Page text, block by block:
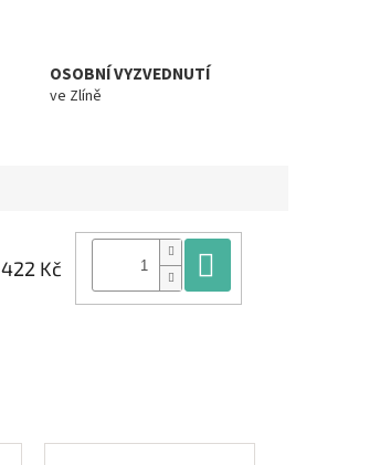
OSOBNÍ VYZVEDNUTÍ
ve Zlíně
422 Kč